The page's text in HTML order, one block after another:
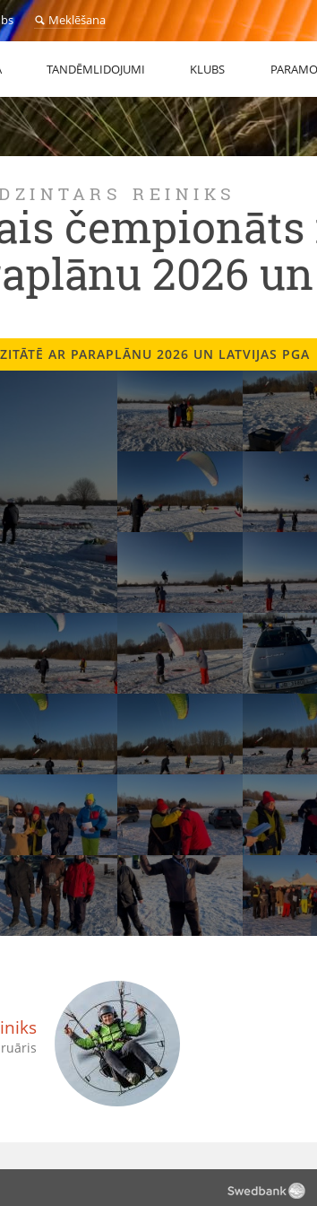
Meklēšana
TANDĒMLIDOJUMI KLUBS
REINIKS
čempionāts
2026
AR PARAPLĀNU 2026 UN LATVIJAS PGA